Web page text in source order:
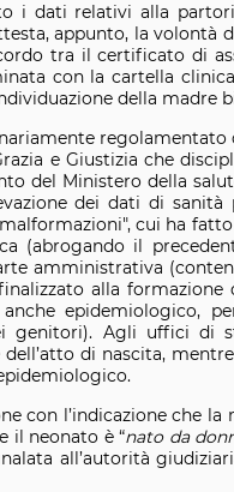
i dati relativi alla
appunto, la volontà
tra il certificato di
con la cartella
della madre
regolamentato
e Giustizia che
del Ministero della
dei dati di sanità
cui ha
(abrogando il
amministrativa
alla formazione
epidemiologico,
genitori). Agli uffici di
di nascita,
con l’indicazione che la
il neonato è “nato da
all’autorità